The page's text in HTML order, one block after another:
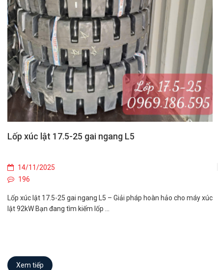
Lốp xúc lật 17.5-25 gai ngang L5
14/11/2025
196
Lốp xúc lật 17.5-25 gai ngang L5 – Giải pháp hoàn hảo cho máy xúc
lật 92kW Bạn đang tìm kiếm lốp ...
Xem tiếp